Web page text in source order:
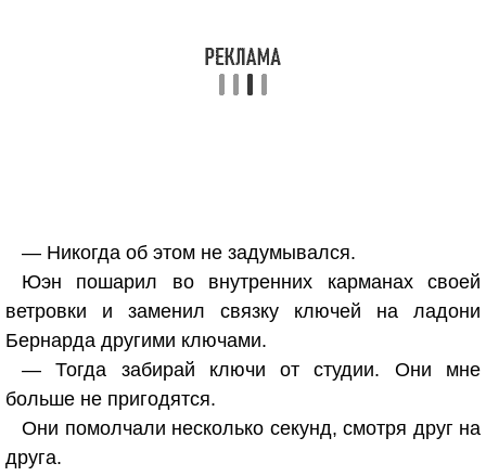
— Никогда об этом не задумывался.
Юэн пошарил во внутренних карманах своей
ветровки и заменил связку ключей на ладони
Бернарда другими ключами.
— Тогда забирай ключи от студии. Они мне
больше не пригодятся.
Они помолчали несколько секунд, смотря друг на
друга.